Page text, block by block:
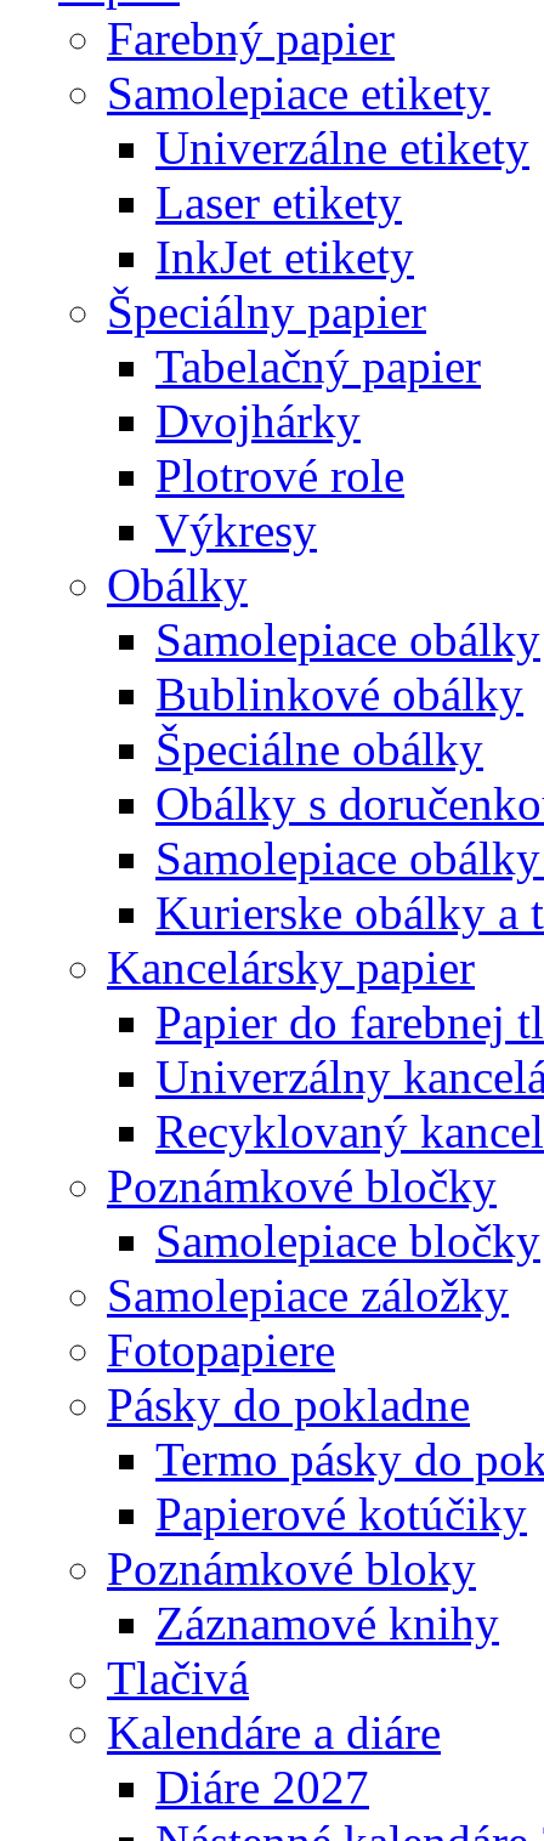
Farebný papier
Samolepiace etikety
Univerzálne etikety
Laser etikety
InkJet etikety
Špeciálny papier
Tabelačný papier
Dvojhárky
Plotrové role
Výkresy
Obálky
Samolepiace obálky
Bublinkové obálky
Špeciálne obálky
Obálky s
Samolepiace
Kurierske obálky a
Kancelársky papier
Papier do farebnej
Univerzálny
Recyklovaný
Poznámkové bločky
Samolepiace bločky
Samolepiace záložky
Fotopapiere
Pásky do pokladne
Termo pásky do
Papierové kotúčiky
Poznámkové bloky
Záznamové knihy
Tlačivá
Kalendáre a diáre
Diáre 2027